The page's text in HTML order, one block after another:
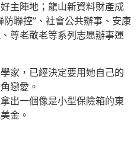
主陣地；龍山新資料財產成
聯控”、社會公共辦事、安康
尊老敬老等系列志愿辦事運
家，已經決定要用她自己的
戀愛。
出一個像是小型保險箱的東
金。